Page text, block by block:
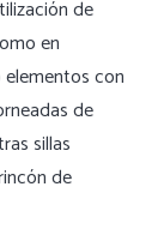
de
en
con
de
sillas
de